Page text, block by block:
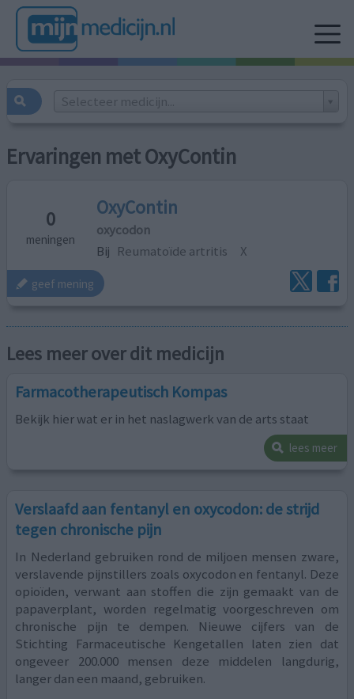
Selecteer medicijn...
Ervaringen met OxyContin
0
meningen
OxyContin
oxycodon
Bij Reumatoïde artritis X
geef mening
Lees meer over dit medicijn
Farmacotherapeutisch Kompas
Bekijk hier wat er in het naslagwerk van de arts staat
lees meer
Verslaafd aan fentanyl en oxycodon: de strijd
tegen chronische pijn
In Nederland gebruiken rond de miljoen mensen zware,
verslavende pijnstillers zoals oxycodon en fentanyl. Deze
opioïden, verwant aan stoffen die zijn gemaakt van de
papaverplant, worden regelmatig voorgeschreven om
chronische pijn te dempen. Nieuwe cijfers van de
Stichting Farmaceutische Kengetallen laten zien dat
ongeveer 200.000 mensen deze middelen langdurig,
langer dan een maand, gebruiken.